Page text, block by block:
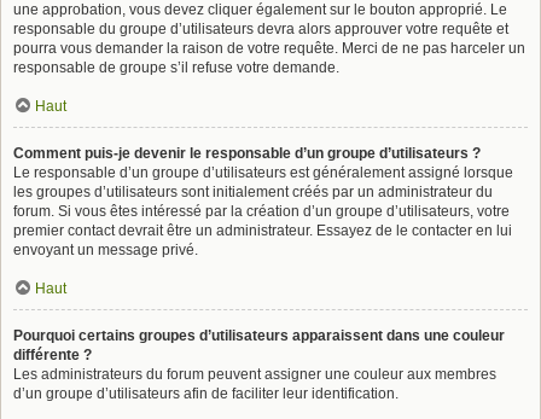
une approbation, vous devez cliquer également sur le bouton approprié. Le
responsable du groupe d’utilisateurs devra alors approuver votre requête et
pourra vous demander la raison de votre requête. Merci de ne pas harceler un
responsable de groupe s’il refuse votre demande.
Haut
Comment puis-je devenir le responsable d’un groupe d’utilisateurs ?
Le responsable d’un groupe d’utilisateurs est généralement assigné lorsque
les groupes d’utilisateurs sont initialement créés par un administrateur du
forum. Si vous êtes intéressé par la création d’un groupe d’utilisateurs, votre
premier contact devrait être un administrateur. Essayez de le contacter en lui
envoyant un message privé.
Haut
Pourquoi certains groupes d’utilisateurs apparaissent dans une couleur
différente ?
Les administrateurs du forum peuvent assigner une couleur aux membres
d’un groupe d’utilisateurs afin de faciliter leur identification.